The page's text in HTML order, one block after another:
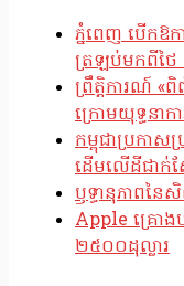
ភ្នំពេញ បើកឱ
ត្រឡប់មកពីថៃ និ
ព្រឹត្តិការណ៍ «
ក្រោមយុទ្ធនាកា
កម្ពុជាប្រកាស
ដើមលើដីជាក់
ឫទ្ធានុភាពនៃសិ
Apple គ្រោង
២៥០០ដុល្លារ